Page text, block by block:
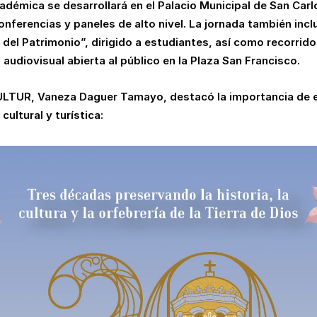
se desarrollará en el Palacio Municipal de San
y paneles de alto nivel. La jornada también
Patrimonio”, dirigido a estudiantes, así como
abierta al público en la Plaza San Francisco.
Vaneza Daguer Tamayo, destacó la importancia
y turística: